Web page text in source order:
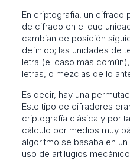
En criptografía, un cifrado
de cifrado en el que
cambian de posición
definido; las unidades de
letra (el caso más
letras, o mezclas de lo
Es decir, hay una
Este tipo de cifradores
criptografía clásica y por
cálculo por medios muy
algoritmo se basaba en
uso de artilugios